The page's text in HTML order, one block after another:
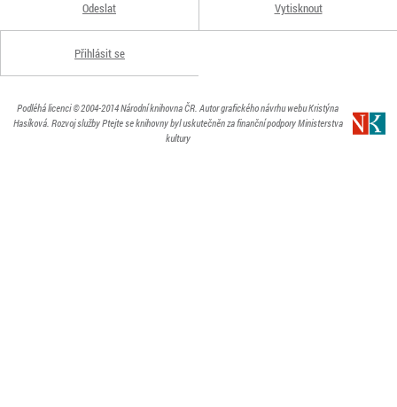
Odeslat Vytisknout
Přihlásit se
Podléhá licenci© 2004-2014Národní knihovna ČR. Autor grafického návrhu webu Kristýna
Hasíková. Rozvoj služby Ptejte se knihovny byl uskutečněn za finanční podpory Ministerstva
kultury